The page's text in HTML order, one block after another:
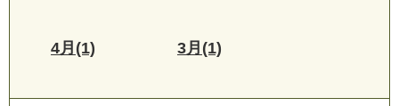
4月(1) 3月(1)